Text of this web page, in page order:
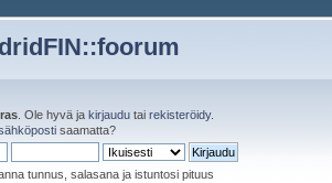
. Ole hyvä ja kirjaudu tai rekisteröidy.
saamatta?
tunnus, salasana ja istuntosi pituus